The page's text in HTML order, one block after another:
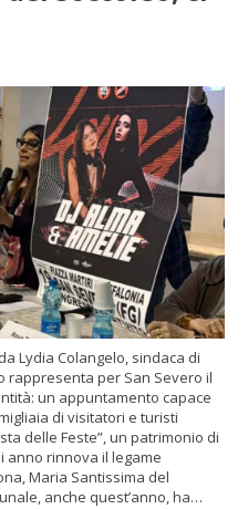
Lydia Colangelo, sindaca di
rappresenta per San Severo il
un appuntamento capace
di visitatori e turisti
delle Feste”, un patrimonio di
anno rinnova il legame
Maria Santissima del
anche quest’anno, ha…